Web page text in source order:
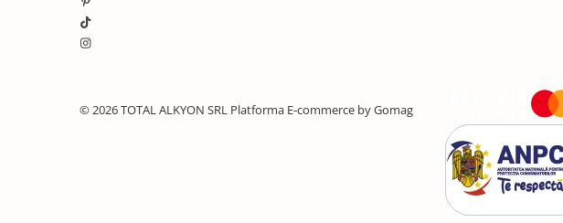
© 2026 TOTAL ALKYON SRL Platforma E-commerce by Gomag